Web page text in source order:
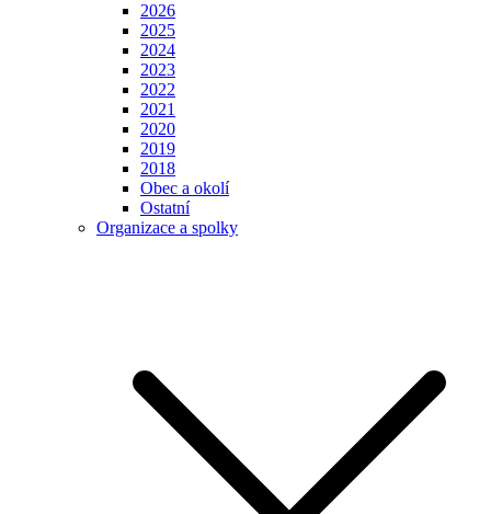
2026
2025
2024
2023
2022
2021
2020
2019
2018
Obec a okolí
Ostatní
Organizace a spolky